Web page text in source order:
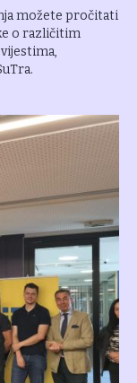
možete pročitati
o različitim